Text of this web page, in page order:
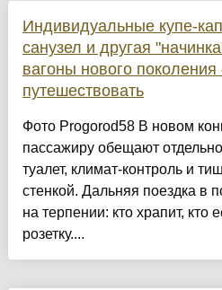
Индивидуальные купе-
санузел и другая
вагоны нового поколения
путешествовать
Фото Progorod58 В новом
пассажиру обещают
туалет, климат-контроль и
стенкой. Дальняя поездка в
на терпении: кто храпит, кто
розетку....